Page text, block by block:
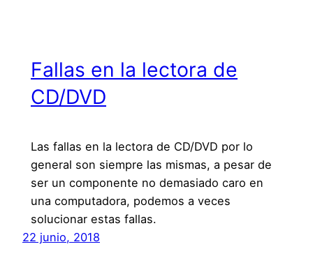
Fallas en la lectora de
CD/DVD
Las fallas en la lectora de CD/DVD por lo
general son siempre las mismas, a pesar de
ser un componente no demasiado caro en
una computadora, podemos a veces
solucionar estas fallas.
22 junio, 2018